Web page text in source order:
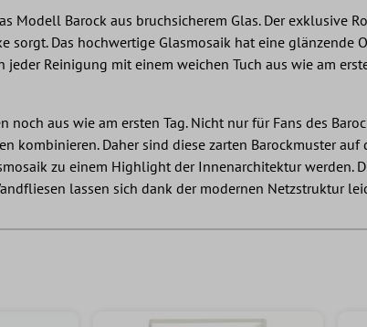
Modell Barock aus bruchsicherem Glas. Der exklusive
sorgt. Das hochwertige Glasmosaik hat eine
Reinigung mit einem weichen Tuch aus wie am
aus wie am ersten Tag. Nicht nur für Fans des
kombinieren. Daher sind diese zarten Barockmuster
zu einem Highlight der Innenarchitektur werden.
lassen sich dank der modernen Netzstruktur